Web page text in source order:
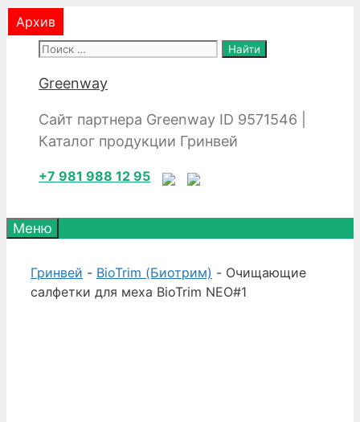
Перейти
к
содержимому
Поиск:
Greenway
Сайт партнера Greenway ID 9571546 |
Каталог продукции Гринвей
+7 981 988 12 95
Меню
Гринвей - BioTrim (Биотрим) - Очищающие
салфетки для меха BioTrim NEO#1
Архив
Архив
Архив